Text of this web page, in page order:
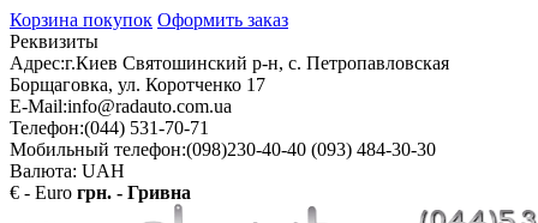
Корзина покупок Оформить заказ
Реквизиты
Адрес:г.Киев Святошинский р-н, с. Петропавловская
Борщаговка, ул. Коротченко 17
E-Mail:info@radauto.com.ua
Телефон:(044) 531-70-71
Мобильный телефон:(098)230-40-40 (093) 484-30-30
Валюта: UAH
€ - Euro грн. - Гривна